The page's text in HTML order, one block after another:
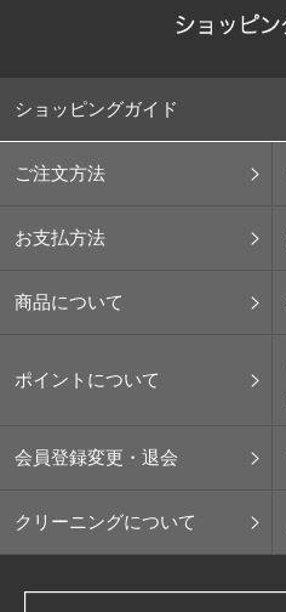
ショッピングガイド
ご注文方法
お支払方法
商品について
ポイントについて
会員登録変更・退会
クリーニングについて